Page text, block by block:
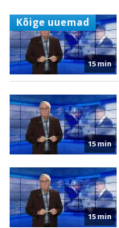
15 min
Kõige uuemad
15 min
15 min